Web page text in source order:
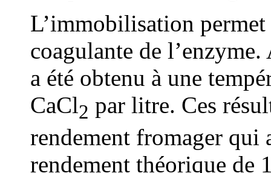
L’immobilisation
coagulante de
a été obtenu à une
CaCl2 par litre. Ces
rendement fromager qui
rendement théorique de